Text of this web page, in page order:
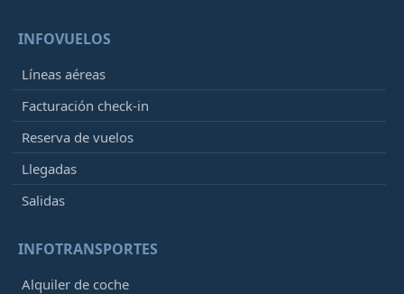
INFOVUELOS
Líneas aéreas
Facturación check-in
Reserva de vuelos
Llegadas
Salidas
INFOTRANSPORTES
Alquiler de coche